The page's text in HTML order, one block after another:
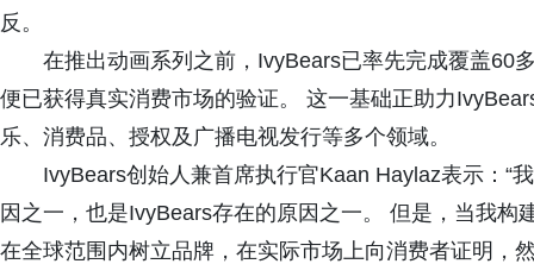
反。
在推出动画系列之前，IvyBears已率先完成覆盖60
便已获得真实消费市场的验证。 这一基础正助力
乐、消费品、授权及广播电视发行等多个领域。
IvyBears创始人兼首席执行官Kaan Haylaz表示：“
因之一，也是IvyBears存在的原因之一。 但是，当我
在全球范围内树立品牌，在实际市场上向消费者证明，